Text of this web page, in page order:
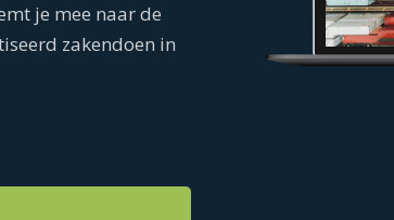
je mee naar de
zakendoen in